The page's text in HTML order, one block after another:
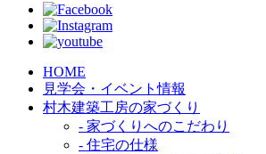
HOME
見学会・イベント情報
村木建築工房の家づくり
- 家づくりへのこだわり
- 住宅の仕様